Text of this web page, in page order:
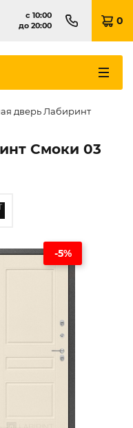
с 10:00
до 20:00 0
дверь Лабиринт
Смоки 03
-5%